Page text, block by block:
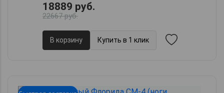
18889 руб.
22667 руб.
В корзину Купить в 1 клик